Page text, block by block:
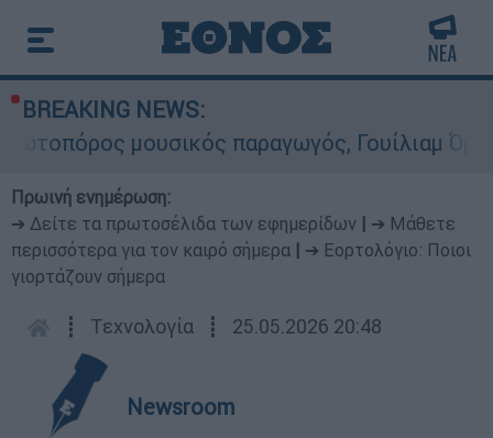
BREAKING NEWS:
μουσικός παραγωγός, Γουίλιαμ Όρμπιτ -
Πρωινή ενημέρωση:
➔ Δείτε τα πρωτοσέλιδα των εφημερίδων
➔ Μάθετε
περισσότερα για τον καιρό σήμερα
➔ Εορτολόγιο: Ποιοι
γιορτάζουν σήμερα
┋ Τεχνολογία ┋ 25.05.2026 20:48
Newsroom